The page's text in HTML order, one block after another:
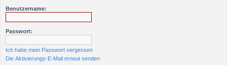
Benutzername:
Passwort:
Ich habe mein Passwort vergessen
Die Aktivierungs-E-Mail erneut senden